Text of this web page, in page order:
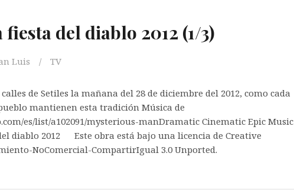
del diablo 2012 (1/3)
Luis TV
de Setiles la mañana del 28 de diciembre del 2012, como cada
mantienen esta tradición Música de
es/list/a102091/mysterious-manDramatic Cinematic Epic Music
diablo 2012 Este obra está bajo una licencia de Creative
NoComercial-CompartirIgual 3.0 Unported.